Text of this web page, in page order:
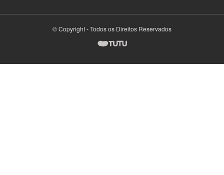
© Copyright - Todos os Direitos Reservados